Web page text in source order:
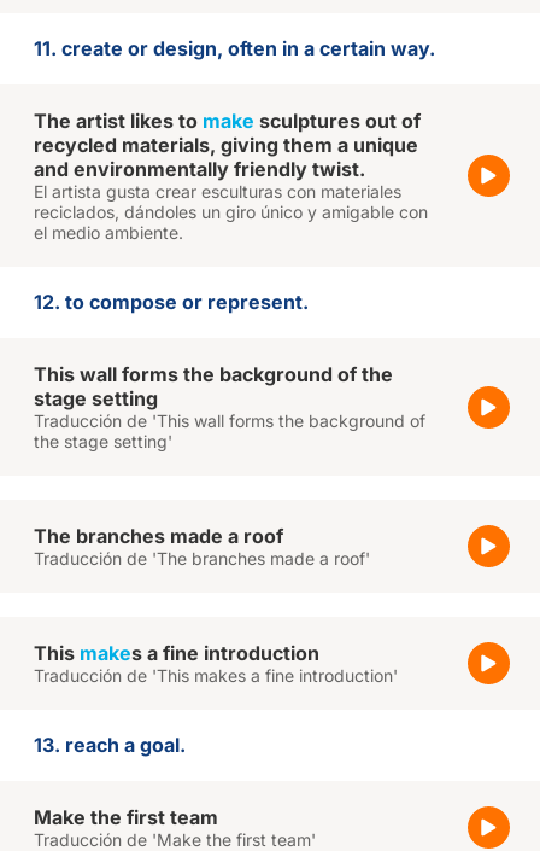
11. create or design, often in a certain way.
The artist likes to make sculptures out of
recycled materials, giving them a unique
and environmentally friendly twist.
El artista gusta crear esculturas con materiales
reciclados, dándoles un giro único y amigable con
el medio ambiente.
12. to compose or represent.
This wall forms the background of the
stage setting
Traducción de 'This wall forms the background of
the stage setting'
The branches made a roof
Traducción de 'The branches made a roof'
This makes a fine introduction
Traducción de 'This makes a fine introduction'
13. reach a goal.
Make the first team
Traducción de 'Make the first team'